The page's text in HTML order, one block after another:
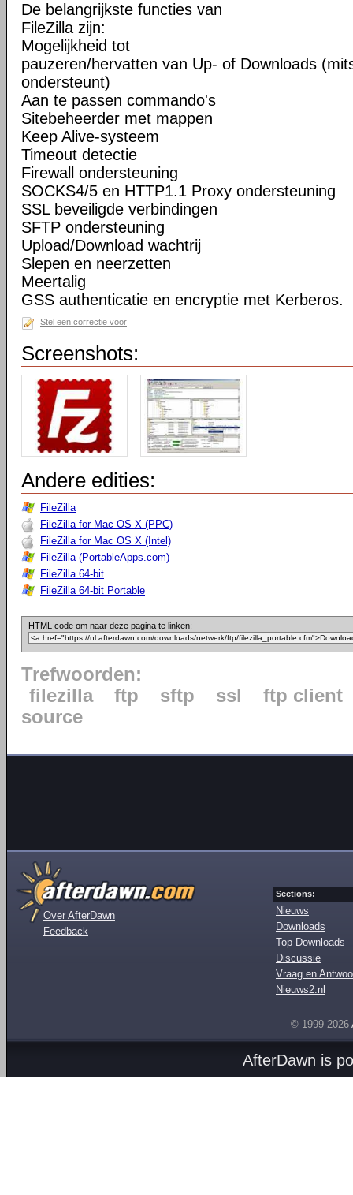
De belangrijkste functies van
FileZilla zijn:
Mogelijkheid tot
pauzeren/hervatten van Up- of Downloads
ondersteunt)
Aan te passen commando's
Sitebeheerder met mappen
Keep Alive-systeem
Timeout detectie
Firewall ondersteuning
SOCKS4/5 en HTTP1.1 Proxy ondersteuning
SSL beveiligde verbindingen
SFTP ondersteuning
Upload/Download wachtrij
Slepen en neerzetten
Meertalig
GSS authenticatie en encryptie met Kerberos.
Stel een correctie voor
Screenshots:
Andere edities:
FileZilla
FileZilla for Mac OS X (PPC)
FileZilla for Mac OS X (Intel)
FileZilla (PortableApps.com)
FileZilla 64-bit
FileZilla 64-bit Portable
HTML code om naar deze pagina te linken:
Trefwoorden:
filezilla
ftp sftp ssl
ftp client
source
Over AfterDawn
Feedback
Sections:
Nieuws
Downloads
Top Downloads
Discussie
Vraag en
Nieuws2.nl
© 1999-2026
AfterDawn is